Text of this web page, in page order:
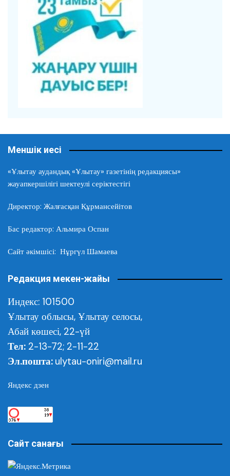
Меншік иесі
«Ұлытау аудандық «Ұлытау» газетінің редакциясы»
жауапкершілігі шектеулі серіктестігі
Директор: Жалғасқан Құрмансейітов
Бас редактор: Альмира Оспан
Сайт әкімшісі: Нұргүл Шамаева
Редакция мекен-жайы
Индекс: 101500
Ұлытау облысы, Ұлытау селосы,
Абай көшесі, 22-үй
Тел: 2-13-72; 2-11-22
Эл.пошта: ulytau-oniri@mail.ru
Яндекс дзен
Сайт санағы